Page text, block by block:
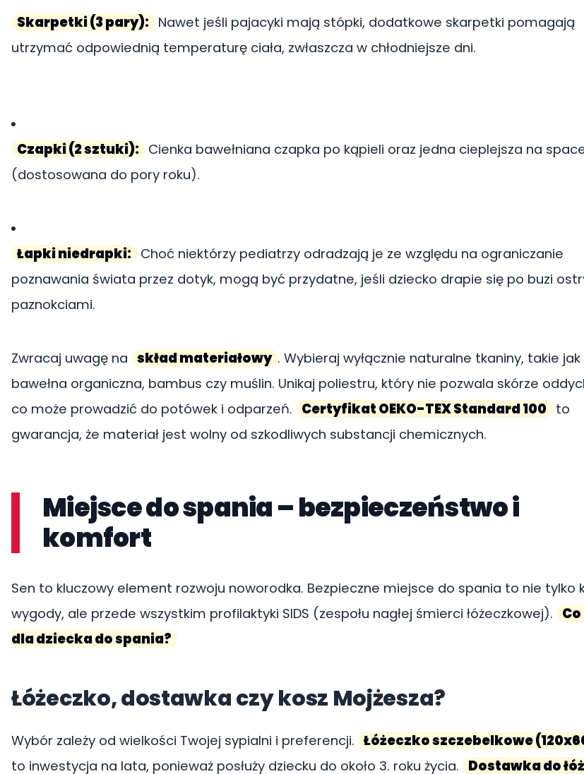
Skarpetki (3 pary): Nawet jeśli pajacyki mają stópki, dodatkowe skarpetki pomagają
utrzymać odpowiednią temperaturę ciała, zwłaszcza w chłodniejsze dni.
Czapki (2 sztuki): Cienka bawełniana czapka po kąpieli oraz jedna cieplejsza na
(dostosowana do pory roku).
Łapki niedrapki: Choć niektórzy pediatrzy odradzają je ze względu na ograniczanie
poznawania świata przez dotyk, mogą być przydatne, jeśli dziecko drapie się po buzi
paznokciami.
Zwracaj uwagę na skład materiałowy . Wybieraj wyłącznie naturalne tkaniny, takie jak
bawełna organiczna, bambus czy muślin. Unikaj poliestru, który nie pozwala skórze
co może prowadzić do potówek i odparzeń. Certyfikat OEKO-TEX Standard 100 to
gwarancja, że materiał jest wolny od szkodliwych substancji chemicznych.
Miejsce do spania – bezpieczeństwo i
komfort
Sen to kluczowy element rozwoju noworodka. Bezpieczne miejsce do spania to nie tylko
wygody, ale przede wszystkim profilaktyki SIDS (zespołu nagłej śmierci łóżeczkowej).
dla dziecka do spania?
Łóżeczko, dostawka czy kosz Mojżesza?
Wybór zależy od wielkości Twojej sypialni i preferencji. Łóżeczko szczebelkowe
to inwestycja na lata, ponieważ posłuży dziecku do około 3. roku życia. Dostawka do